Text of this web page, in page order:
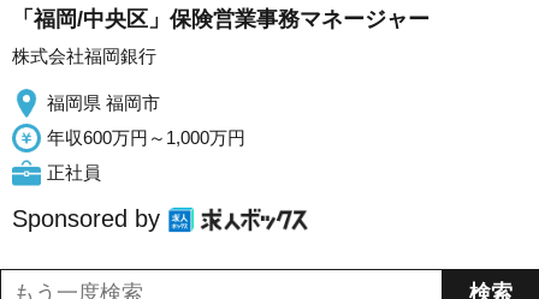
「福岡/中央区」保険営業事務マネージャー
株式会社福岡銀行
福岡県 福岡市
年収600万円～1,000万円
正社員
Sponsored by